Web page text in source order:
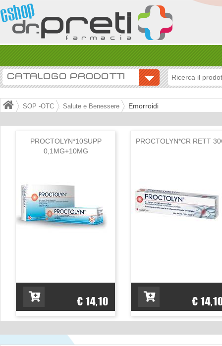
CATALOGO PRODOTTI
SOP -OTC Salute e Benessere Emorroidi
PROCTOLYN*10SUPP
0,1MG+10MG
€ 14,10
PROCTOLYN*CR RETT
€